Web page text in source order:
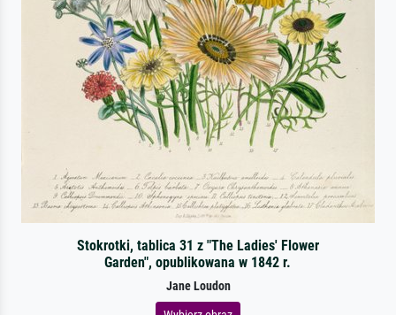
Stokrotki, tablica 31 z "The Ladies' Flower
Garden", opublikowana w 1842 r.
Jane Loudon